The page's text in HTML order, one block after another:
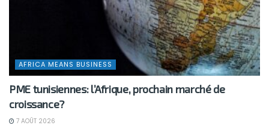
AFRICA MEANS BUSINESS
PME tunisiennes: l’Afrique, prochain marché de
croissance?
7 AOÛT 2026